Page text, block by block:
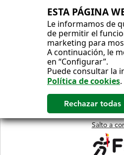
ESTA PÁGINA
Le informamos de
de permitir el
marketing para
A continuación, le
en “Configurar”.
Puede consultar la
Política de cookies.
Salto a